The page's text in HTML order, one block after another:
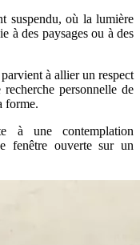
suspendu, où la lumière
à des paysages ou à des
à allier un respect
personnelle de
forme.
à une contemplation
fenêtre ouverte sur un